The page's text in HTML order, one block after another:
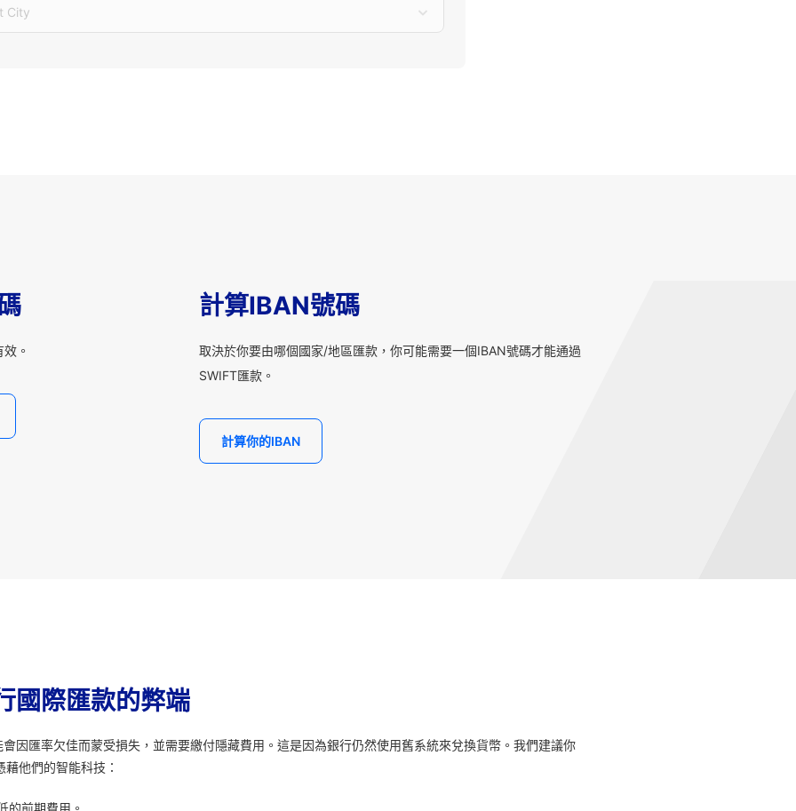
City
。
計算IBAN號碼
取決於你要由哪個國家/地區匯款，你可能需要一個IBAN號碼才能通過
SWIFT匯款。
計算你的IBAN
國際匯款的弊端
因匯率欠佳而蒙受損失，並需要繳付隱藏費用。這是因為銀行仍然使用舊系統來兌換貨幣。我們建議你
藉他們的智能科技：
的前期費用。